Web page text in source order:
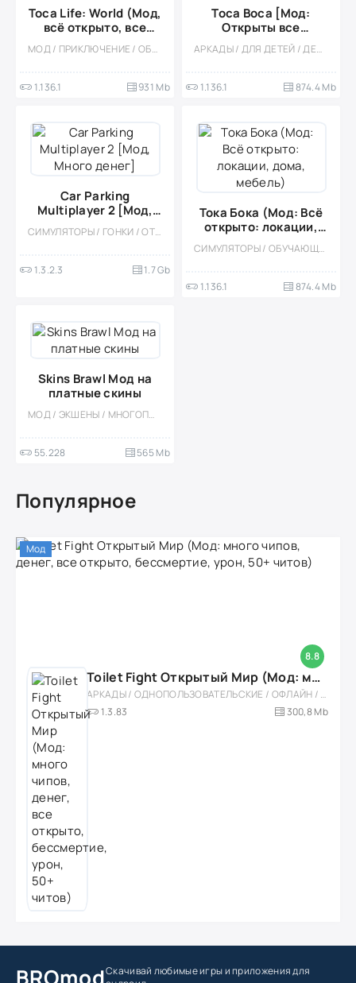
Toca Life: World (Мод,
всё открыто, все
локации и дома с
мебелью)
МОД / ПРИКЛЮЧЕНИЕ / ОБУЧАЮЩИЕ / ОФЛАЙН / ОДНОПОЛЬЗОВАТЕЛЬСКИЕ / СИМУЛЯТОРЫ / КАЗУАЛЬНЫЕ / ДЛЯ ДЕТЕЙ / ДЕВОЧКАМ / БОЛЬШАЯ / СТИЛИЗАЦИЯ / РАЗВИВАЮЩИЕ
1.136.1 931 Mb
Toca Boca [Мод:
Открыты все
локации, мебель и
дома]
АРКАДЫ / ДЛЯ ДЕТЕЙ / ДЕВОЧКАМ / ОФЛАЙН / СТИЛИЗАЦИЯ / ОДНОПОЛЬЗОВАТЕЛЬСКИЕ / СИМУЛЯТОРЫ / СИМУЛЯТОРЫ ЖИЗНИ / ОБУЧАЮЩИЕ / РАЗВИВАЮЩИЕ / БОЛЬШАЯ / МОД / ВСТРОЕННЫЙ КЕШ
1.136.1 874.4 Mb
Car Parking
Multiplayer 2 [Мод,
Много денег]
СИМУЛЯТОРЫ / ГОНКИ / ОТКРЫТЫЙ МИР / КАЗУАЛЬНЫЕ / СТИЛИЗАЦИЯ / 3D / ВСТРОЕННЫЙ КЕШ / БОЛЬШАЯ / МОД / ФИЗИКА
1.3.2.3 1.7 Gb
Тока Бока (Мод: Всё
открыто: локации,
дома, мебель)
СИМУЛЯТОРЫ / ОБУЧАЮЩИЕ / СИМУЛЯТОРЫ ЖИЗНИ / ОДНОПОЛЬЗОВАТЕЛЬСКИЕ / СТИЛИЗАЦИЯ / ОФЛАЙН / МОД
1.136.1 874.4 Mb
Skins Brawl Мод на
платные скины
МОД / ЭКШЕНЫ / МНОГОПОЛЬЗОВАТЕЛЬСКАЯ / ПРИВАТКИ
55.228 565 Mb
Популярное
8.8
Мод
Toilet Fight Открытый Мир (Мод: много чипов, денег, все открыто, бессмертие, урон, 50+ читов)
АРКАДЫ / ОДНОПОЛЬЗОВАТЕЛЬСКИЕ / ОФЛАЙН / МОД / РОЛЕВЫЕ / ШУТЕРЫ / ОТКРЫТЫЙ МИР / ВСТРОЕННЫЙ КЕШ / 3D / ЭКШЕНЫ / ТУАЛЕТНЫЕ ВОЙНЫ / ДЛЯ ДЕТЕЙ
1.3.83
300,8 Mb
Скачивай любимые игрыи приложения для